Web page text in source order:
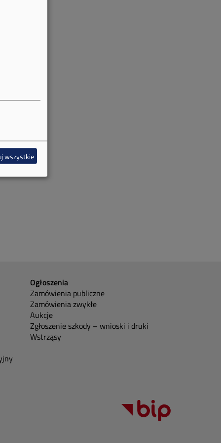
Ogłoszenia
Zamówienia publiczne
Zamówienia zwykłe
Aukcje
Zgłoszenie szkody – wnioski i druki
Wstrząsy
wszystkie